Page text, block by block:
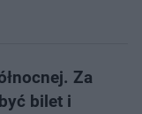
Za
bilet i